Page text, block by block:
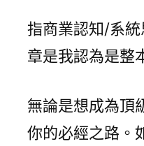
指商業認知/系
章是我認為是整
無論是想成為頂
你的必經之路。